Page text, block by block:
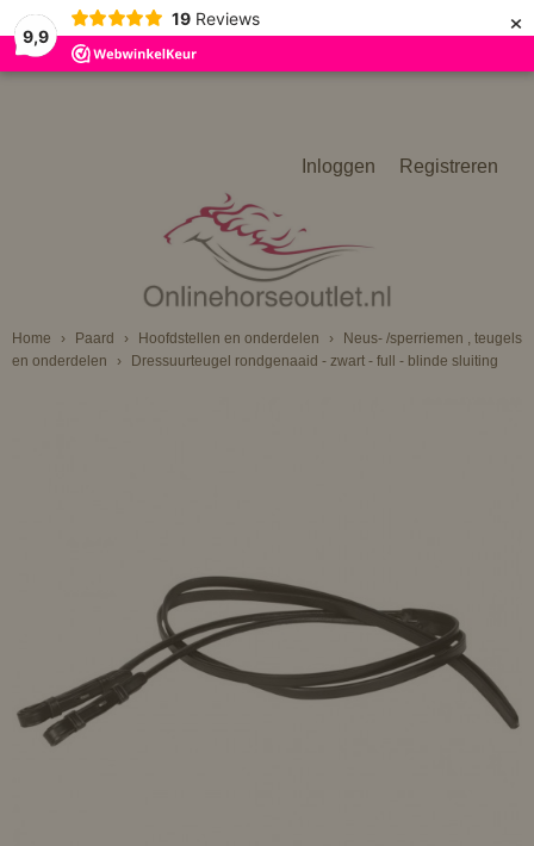
9,9
19 Reviews ×
Inloggen Registreren
Home › Paard › Hoofdstellen en onderdelen ›
Neus- /sperriemen , teugels
en onderdelen
› Dressuurteugel rondgenaaid - zwart - full - blinde sluiting